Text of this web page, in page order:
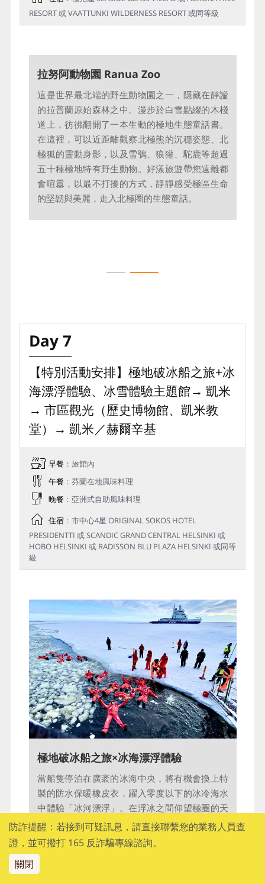
羅⽡涅⽶→【特別活動安排】哈士奇
雪橇、拉努阿動物園、夢幻極光屋→
凱⽶→ 追逐極光第四晚
距離參考：羅⽡涅⽶Rovaniemi→
80km拉努阿Ranua → 120km凱⽶
kemi
早餐：旅館內
：極光屋 SEASIDE GLASS VILLAS 或 AURORA HILL
哈士奇雪橇 Husky Sledding
在白雪皚皚的拉普蘭森林中，這是最傳統、最熱
血的極地交通方式。充滿活力的哈士奇犬是這片
雪地中最忠實的嚮導，當牠們興奮地拉動雪橇，
風，彷彿自己也化身為極地探險家。穿梭在被厚
原始生命力的震撼交響，這是一場心跳加速且與
哈士奇犬默契交織的奇妙旅程，還有機會近距離
跟他們互動及拍照喔！
【備註】因安全考量，哈士奇雪橇4歲以下禁止
搭乘，4~12歲需由大人陪同乘坐雪橇才能體驗。
拉努阿動物園 Ranua Zoo
這是世界最北端的野生動物園之一，隱藏在靜謐
的拉普蘭原始森林之中。漫步於白雪點綴的木棧
道上，彷彿翻開了一本生動的極地生態童話書。
極狐的靈動身影，以及雪鴞、狼獾、駝鹿等超過
會喧囂，以最不打擾的方式，靜靜感受極區生命
的堅韌與美麗，走入北極圈的生態童話。
Day 7
【特別活動安排】極地破冰船之旅+冰
海漂浮體驗、冰雪體驗主題館→ 凱米
→ 市區觀光（歷史博物館、凱⽶教
堂）→ 凱米／赫爾⾟基
防詐提醒：若接到可疑訊息，請直接聯繫您的業務人員查
證，並可撥打 165 反詐騙專線諮詢。
關閉